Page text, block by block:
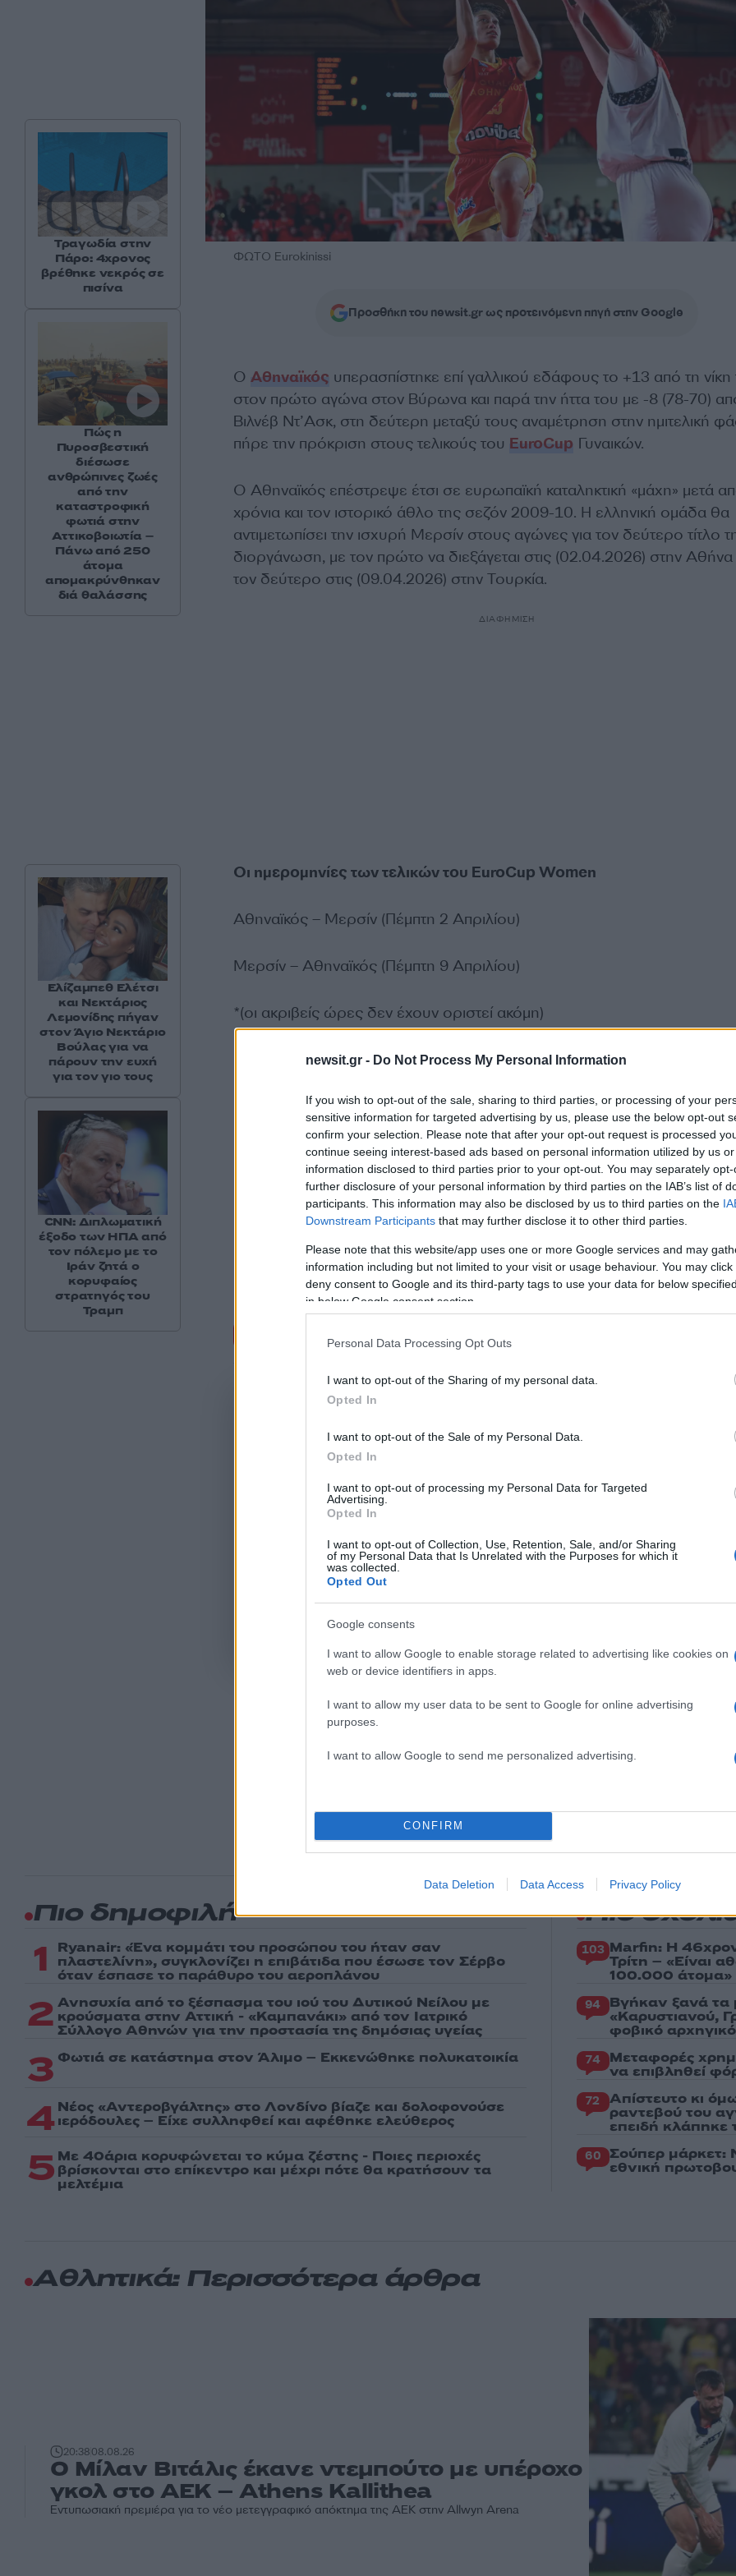
newsit.gr - Do Not Process My Personal Information
If you wish to opt-out of the sale, sharing to third parties, or processing of your
sensitive information for targeted advertising by us, please use the below opt-out
confirm your selection. Please note that after your opt-out request is processed
continue seeing interest-based ads based on personal information utilized by us
information disclosed to third parties prior to your opt-out. You may separately
further disclosure of your personal information by third parties on the IAB’s list of
participants. This information may also be disclosed by us to third parties on the
Downstream Participants that may further disclose it to other third parties.
Please note that this website/app uses one or more Google services and may
information including but not limited to your visit or usage behaviour. You may
deny consent to Google and its third-party tags to use your data for below
in below Google consent section.
Personal Data Processing Opt Outs
I want to opt-out of the Sharing of my personal data.
Opted In
I want to opt-out of the Sale of my Personal Data.
Opted In
I want to opt-out of processing my Personal Data for Targeted
Advertising.
Opted In
I want to opt-out of Collection, Use, Retention, Sale, and/or Sharing
of my Personal Data that Is Unrelated with the Purposes for which it
was collected.
Opted Out
Google consents
I want to allow Google to enable storage related to advertising like cookies on
web or device identifiers in apps.
I want to allow my user data to be sent to Google for online advertising
purposes.
I want to allow Google to send me personalized advertising.
CONFIRM
Data Deletion Data Access Privacy Policy
ΦΩΤΟ Eurokinissi
Προσθήκη του newsit.gr ως προτεινόμενη πηγή στην Google
Ο Αθηναϊκός υπερασπίστηκε επί γαλλικού εδάφους το +13 από τη νίκη
στον πρώτο αγώνα στον Βύρωνα και παρά την ήττα του με -8 (78-70)
Βιλνέβ Ντ’Ασκ, στη δεύτερη μεταξύ τους αναμέτρηση στην ημιτελική
πήρε την πρόκριση στους τελικούς του EuroCup Γυναικών.
Ο Αθηναϊκός επέστρεψε έτσι σε ευρωπαϊκή καταληκτική «μάχη» μετά
χρόνια και τον ιστορικό άθλο της σεζόν 2009-10. Η ελληνική ομάδα θα
αντιμετωπίσει την ισχυρή Μερσίν στους αγώνες για τον δεύτερο τίτλο
διοργάνωση, με τον πρώτο να διεξάγεται στις (02.04.2026) στην Αθήνα
τον δεύτερο στις (09.04.2026) στην Τουρκία.
ΔΙΑΦΗΜΙΣΗ
Οι ημερομηνίες των τελικών του EuroCup Women
Αθηναϊκός – Μερσίν (Πέμπτη 2 Απριλίου)
Μερσίν – Αθηναϊκός (Πέμπτη 9 Απριλίου)
*(οι ακριβείς ώρες δεν έχουν οριστεί ακόμη)
Σχόλια
Υποβολή σχολίου
Αθλητικά
EUROCUP
ΑΘΗΝΑΪΚΟΣ
Τραγωδία στην
Πάρο: 4χρονος
βρέθηκε νεκρός σε
πισίνα
Πώς η
Πυροσβεστική
διέσωσε
ανθρώπινες ζωές
από την
καταστροφική
φωτιά στην
Αττικοβοιωτία –
Πάνω από 250
άτομα
απομακρύνθηκαν
διά θαλάσσης
Ελίζαμπεθ Ελέτσι
και Νεκτάριος
Λεμονίδης πήγαν
στον Άγιο Νεκτάριο
Βούλας για να
πάρουν την ευχή
για τον γιο τους
CNN: Διπλωματική
έξοδο των ΗΠΑ από
τον πόλεμο με το
Ιράν ζητά ο
κορυφαίος
στρατηγός του
Τραμπ
Πιο δημοφιλή
1 Ryanair: «Ένα κομμάτι του προσώπου του ήταν σαν
πλαστελίνη», συγκλονίζει η επιβάτιδα που έσωσε τον Σέρβο
όταν έσπασε το παράθυρο του αεροπλάνου
2 Ανησυχία από το ξέσπασμα του ιού του Δυτικού Νείλου με
κρούσματα στην Αττική - «Καμπανάκι» από τον Ιατρικό
Σύλλογο Αθηνών για την προστασία της δημόσιας υγείας
3 Φωτιά σε κατάστημα στον Άλιμο – Εκκενώθηκε πολυκατοικία
4 Νέος «Αντεροβγάλτης» στο Λονδίνο βίαζε και δολοφονούσε
ιερόδουλες – Είχε συλληφθεί και αφέθηκε ελεύθερος
5 Με 40άρια κορυφώνεται το κύμα ζέστης - Ποιες περιοχές
βρίσκονται στο επίκεντρο και μέχρι πότε θα κρατήσουν τα
μελτέμια
Πιο
103 Marfin: Η
Τρίτη – «Είναι
100.000 άτομα»
94 Βγήκαν ξανά τα
«Καρυστιανού,
φοβικό
74 Μεταφορές
να επιβληθεί
72 Απίστευτο κι
ραντεβού του
επειδή κλάπηκε
60 Σούπερ μάρκετ:
εθνική
Αθλητικά: Περισσότερα άρθρα
20:3808.08.26
Ο Μίλαν Βιτάλις έκανε ντεμπούτο με υπέροχο
γκολ στο ΑΕΚ – Athens Kallithea
Εντυπωσιακή πρεμιέρα για το νέο μετεγγραφικό απόκτημα της ΑΕΚ στην Allwyn Arena